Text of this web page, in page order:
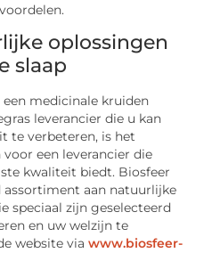
oplossingen
slaap
medicinale kruiden
leverancier die u kan
te verbeteren, is het
een leverancier die
kwaliteit biedt. Biosfeer
assortiment aan natuurlijke
speciaal zijn geselecteerd
en uw welzijn te
website viawww.biosfeer-